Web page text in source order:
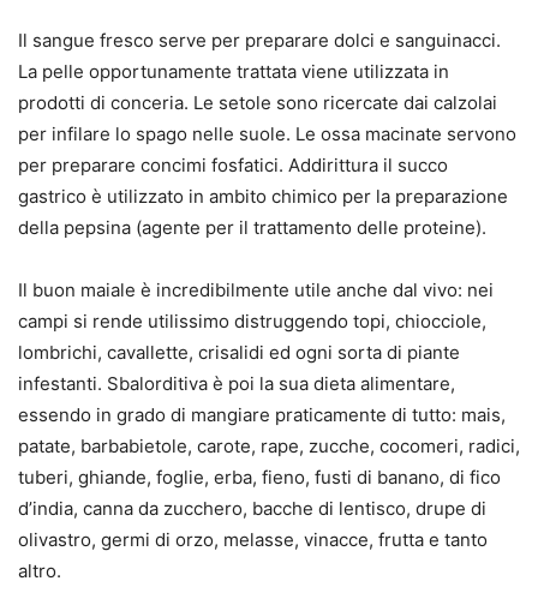
Il sangue fresco serve per preparare dolci e sanguinacci.
La pelle opportunamente trattata viene utilizzata in
prodotti di conceria. Le setole sono ricercate dai calzolai
per infilare lo spago nelle suole. Le ossa macinate servono
per preparare concimi fosfatici. Addirittura il succo
gastrico è utilizzato in ambito chimico per la preparazione
della pepsina (agente per il trattamento delle proteine).
Il buon maiale è incredibilmente utile anche dal vivo: nei
campi si rende utilissimo distruggendo topi, chiocciole,
lombrichi, cavallette, crisalidi ed ogni sorta di piante
infestanti. Sbalorditiva è poi la sua dieta alimentare,
essendo in grado di mangiare praticamente di tutto: mais,
patate, barbabietole, carote, rape, zucche, cocomeri, radici,
tuberi, ghiande, foglie, erba, fieno, fusti di banano, di fico
d’india, canna da zucchero, bacche di lentisco, drupe di
olivastro, germi di orzo, melasse, vinacce, frutta e tanto
altro.